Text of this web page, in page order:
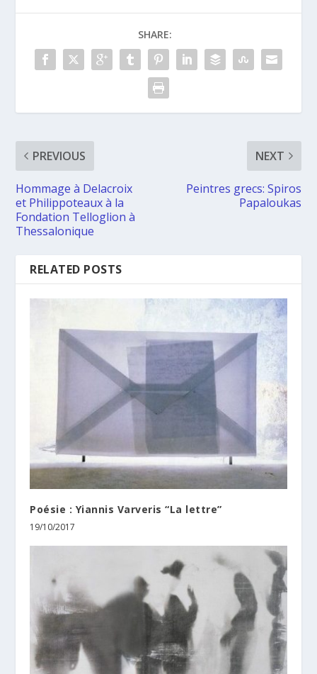
SHARE:
PREVIOUS
Hommage à Delacroix
et Philippoteaux à la
Fondation Telloglion à
Thessalonique
NEXT
Peintres grecs: Spiros
Papaloukas
RELATED POSTS
Poésie : Yiannis Varveris “La lettre”
19/10/2017